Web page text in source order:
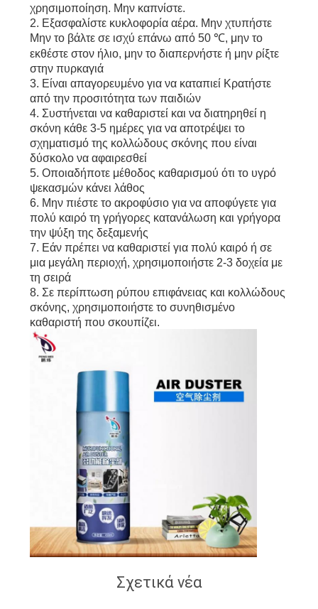
χρησιμοποίηση. Μην καπνίστε.
2. Εξασφαλίστε κυκλοφορία αέρα. Μην χτυπήστε
Μην το βάλτε σε ισχύ επάνω από 50 ℃, μην το
εκθέστε στον ήλιο, μην το διαπερνήστε ή μην ρίξτε
στην πυρκαγιά
3. Είναι απαγορευμένο για να καταπιεί Κρατήστε
από την προσιτότητα των παιδιών
4. Συστήνεται να καθαριστεί και να διατηρηθεί η
σκόνη κάθε 3-5 ημέρες για να αποτρέψει το
σχηματισμό της κολλώδους σκόνης που είναι
δύσκολο να αφαιρεσθεί
5. Οποιαδήποτε μέθοδος καθαρισμού ότι το υγρό
ψεκασμών κάνει λάθος
6. Μην πιέστε το ακροφύσιο για να αποφύγετε για
πολύ καιρό τη γρήγορες κατανάλωση και γρήγορα
την ψύξη της δεξαμενής
7. Εάν πρέπει να καθαριστεί για πολύ καιρό ή σε
μια μεγάλη περιοχή, χρησιμοποιήστε 2-3 δοχεία με
τη σειρά
8. Σε περίπτωση ρύπου επιφάνειας και κολλώδους
σκόνης, χρησιμοποιήστε το συνηθισμένο
καθαριστή που σκουπίζει.
Σχετικά νέα